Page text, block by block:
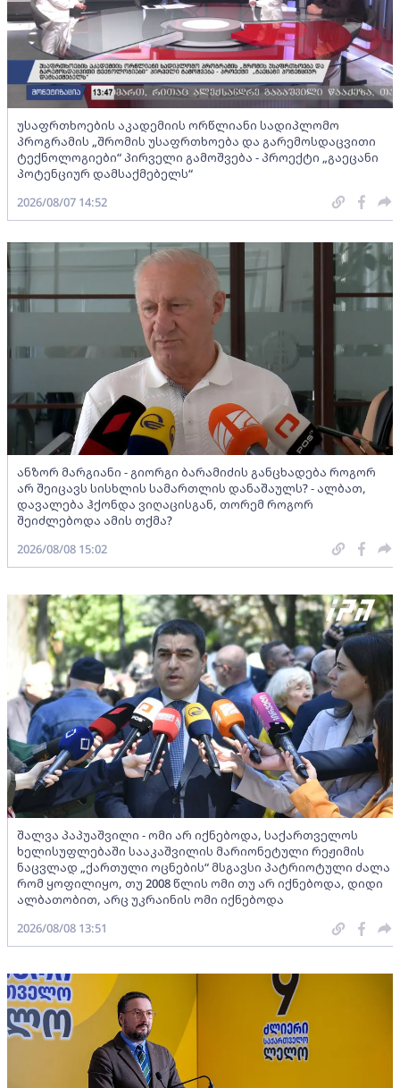
უსაფრთხოების აკადემიის ორწლიანი სადიპლომო
პროგრამის „შრომის უსაფრთხოება და გარემოსდაცვითი
ტექნოლოგიები“ პირველი გამოშვება - პროექტი „გაეცანი
პოტენციურ დამსაქმებელს“
2026/08/07 14:52
ანზორ მარგიანი - გიორგი ბარამიძის განცხადება როგორ
არ შეიცავს სისხლის სამართლის დანაშაულს? - ალბათ,
დავალება ჰქონდა ვიღაცისგან, თორემ როგორ
შეიძლებოდა ამის თქმა?
2026/08/08 15:02
შალვა პაპუაშვილი - ომი არ იქნებოდა, საქართველოს
ხელისუფლებაში სააკაშვილის მარიონეტული რეჟიმის
ნაცვლად „ქართული ოცნების“ მსგავსი პატრიოტული ძალა
რომ ყოფილიყო, თუ 2008 წლის ომი თუ არ იქნებოდა, დიდი
ალბათობით, არც უკრაინის ომი იქნებოდა
2026/08/08 13:51